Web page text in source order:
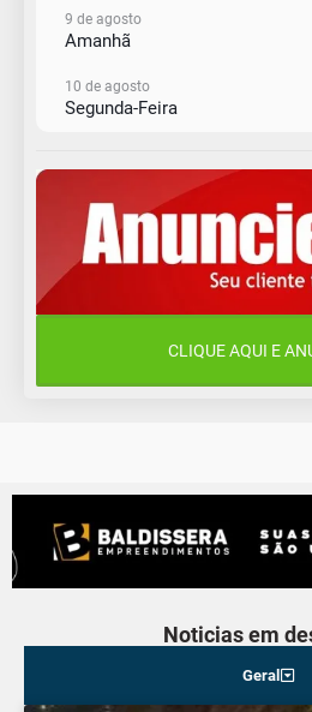
9 de agosto
Amanhã
10 de agosto
Segunda-Feira
Terça-Feira
12 de agosto
Quarta-Feira
Quinta-Feira
CLIQUE AQUI E
Noticias em
Geral